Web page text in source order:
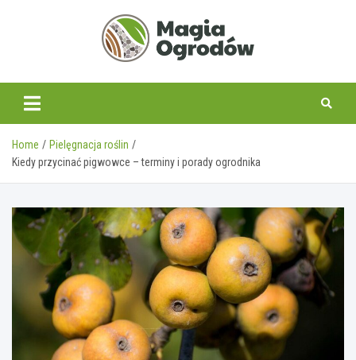
magiaogrodow.pl
Home
Pielęgnacja roślin
Kiedy przycinać pigwowce – terminy i porady ogrodnika